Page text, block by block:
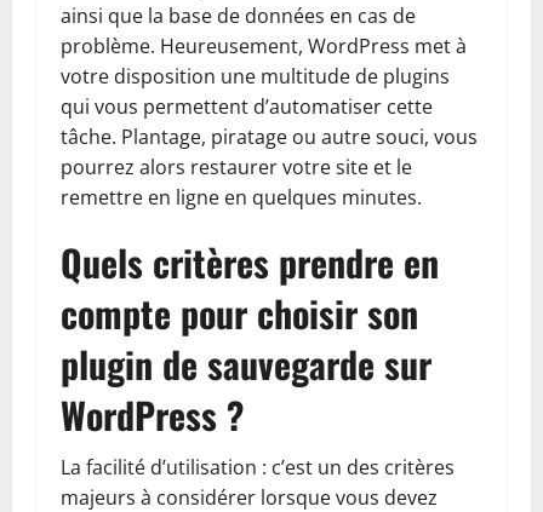
ainsi que la base de données en cas de
problème. Heureusement, WordPress met à
votre disposition une multitude de plugins
qui vous permettent d’automatiser cette
tâche. Plantage, piratage ou autre souci, vous
pourrez alors restaurer votre site et le
remettre en ligne en quelques minutes.
Quels critères prendre en
compte pour choisir son
plugin de sauvegarde sur
WordPress ?
La facilité d’utilisation : c’est un des critères
majeurs à considérer lorsque vous devez